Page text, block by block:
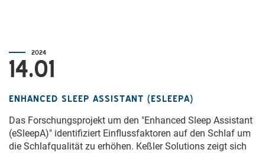
2024
14.01
ENHANCED SLEEP ASSISTANT (ESLEEPA)
Das Forschungsprojekt um den "Enhanced Sleep Assistant
(eSleepA)" identifiziert Einflussfaktoren auf den Schlaf um
die Schlafqualität zu erhöhen. Keßler Solutions zeigt sich